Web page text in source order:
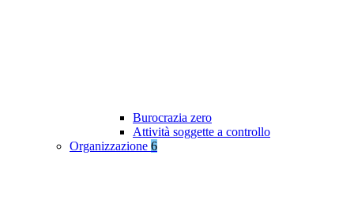
Burocrazia zero
Attività soggette a controllo
Organizzazione 6